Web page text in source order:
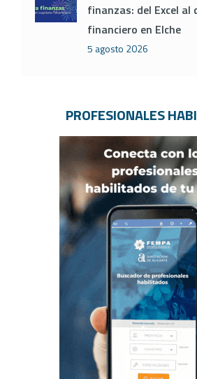
finanzas: del Excel al
financiero en Elche
5 agosto 2026
PROFESIONALES